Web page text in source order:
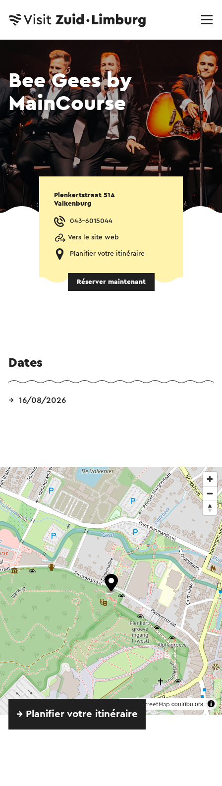
Bee Gees by
MainCourse
Plenkertstraat 51A
Valkenburg
043-6015044
Vers le site web
Planifier votre itinéraire
Réserver maintenant
Dates
16/08/2026
OpenStreetMap contributors
→ Planifier votre itinéraire